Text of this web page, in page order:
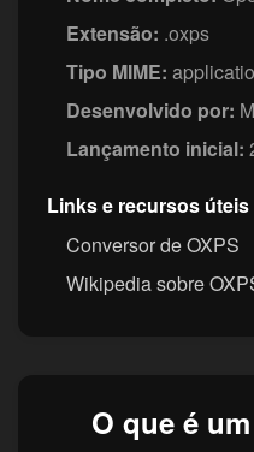
Extensão: .oxps
Tipo MIME:
Desenvolvido por:
Lançamento inicial:
Links e recursos úteis
Conversor de OXPS
Wikipedia sobre
O que é